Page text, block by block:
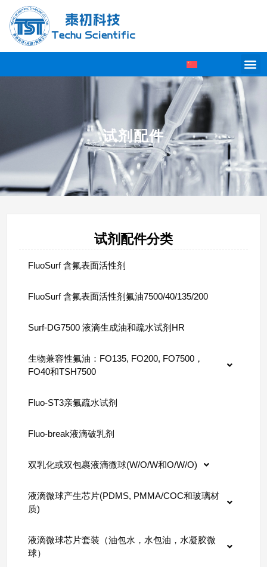
试剂配件
试剂配件分类
FluoSurf 含氟表面活性剂
FluoSurf 含氟表面活性剂氟油7500/40/135/200
Surf-DG7500 液滴生成油和疏水试剂HR
生物兼容性氟油：FO135, FO200, FO7500，
FO40和TSH7500
Fluo-ST3亲氟疏水试剂
Fluo-break液滴破乳剂
双乳化或双包裹液滴微球(W/O/W和O/W/O)
液滴微球产生芯片(PDMS, PMMA/COC和玻璃材
质)
液滴微球芯片套装（油包水，水包油，水凝胶微
球）